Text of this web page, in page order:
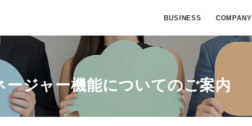
BUSINESS COMPANY
ジャー機能についてのご案内